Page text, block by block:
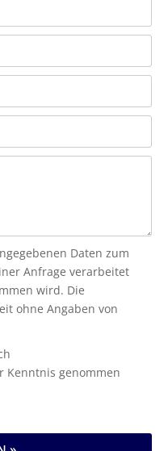
Daten zum
Anfrage verarbeitet
wird. Die
ohne Angaben von
Kenntnis genommen